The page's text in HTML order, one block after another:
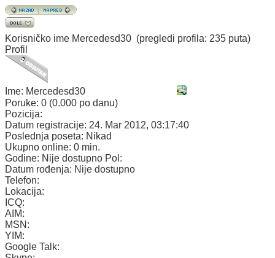
Korisničko ime Mercedesd30 (pregledi profila: 235 puta)
Profil
Ime: Mercedesd30
Poruke: 0 (0.000 po danu)
Pozicija:
Datum registracije: 24. Mar 2012, 03:17:40
Poslednja poseta: Nikad
Ukupno online: 0 min.
Godine: Nije dostupno Pol:
Datum rođenja: Nije dostupno
Telefon:
Lokacija:
ICQ:
AIM:
MSN:
YIM:
Google Talk: